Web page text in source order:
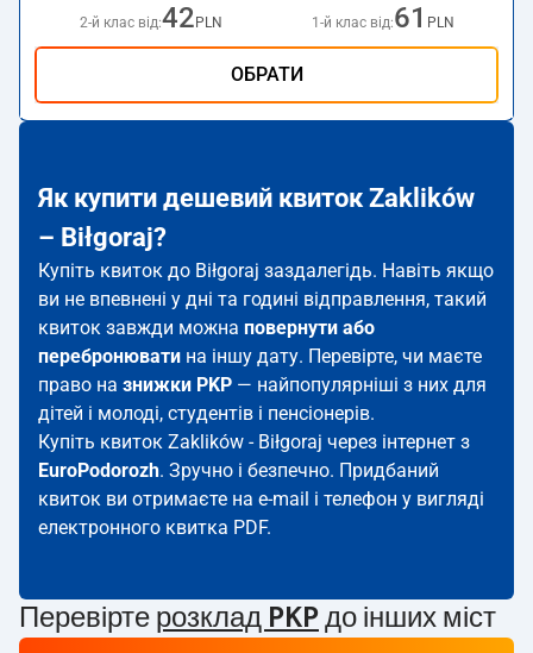
2-й клас від:42 PLN 1-й клас від:61 PLN
ОБРАТИ
Як купити дешевий квиток Zaklików
– Biłgoraj?
Купіть квиток до Biłgoraj заздалегідь. Навіть якщо
ви не впевнені у дні та годині відправлення, такий
квиток завжди можна повернути або
перебронювати на іншу дату. Перевірте, чи маєте
право на знижки PKP — найпопулярніші з них для
дітей і молоді, студентів і пенсіонерів.
Купіть квиток Zaklików - Biłgoraj через інтернет з
EuroPodorozh. Зручно і безпечно. Придбаний
квиток ви отримаєте на e-mail і телефон у вигляді
електронного квитка PDF.
Перевірте розклад PKP до інших міст